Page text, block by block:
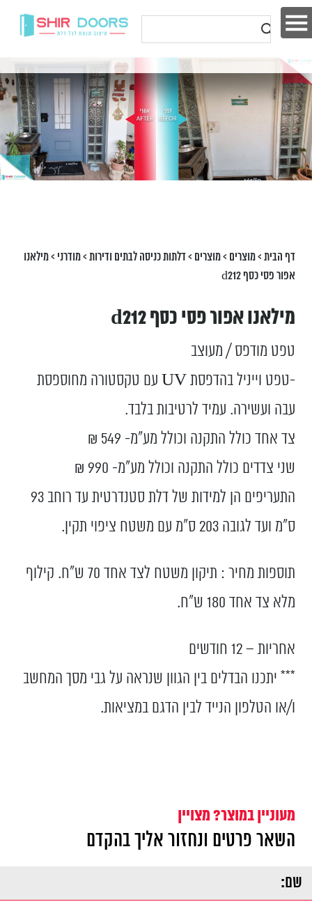
דף הבית>מוצרים >מוצרים >דלתות כניסה לבתים ודירות>מודרני >מילאנו
אפור פסי כסף d212
מילאנו אפור פסי כסף d212
טפט מודפס / מעוצב
-טפט וייניל בהדפסת UV עם טקסטורה מחוספסת
עבה ועשירה. עמיד לרטיבות בלבד.
צד אחד כולל התקנה וכולל מע”מ- 549 ₪
שני צדדים כולל התקנה וכולל מע”מ- 990 ₪
התעריפים הן למידות של דלת סטנדרטית עד רוחב 93
ס”מ ועד לגובה 203 ס”מ עם משטח ציפוי תקין.
תוספות מחיר : תיקון משטח לצד אחד 70 ש"ח. קילוף
מלא צד אחד 180 ש"ח.
אחריות – 12 חודשים
*** יתכנו הבדלים בין הגוון שנראה על גבי מסך המחשב
ו/או הטלפון הנייד לבין הדגם במציאות.
מעוניין במוצר? מצויין
השאר פרטים ונחזור אליך בהקדם